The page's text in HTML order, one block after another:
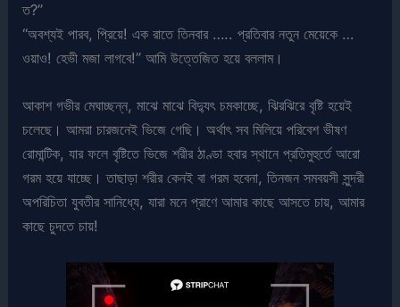
ত?”
“অবশ্যই পারব, প্রিয়ে! এক রাতে তিনবার ….. প্রতিবার নতুন মেয়েকে …
ওয়াও! হেভী মজা লাগবে!” আমি উত্তেজিত হয়ে বললাম।
আকাশ গভীর মেঘাচ্ছন্ন, মাঝে মাঝে বিদ্যুৎ চমকাচ্ছে, ঝিরঝিরে বৃষ্টি হয়েই
চলেছে। আমরা চারজনেই ভিজে গেছি। অর্থাৎ সব মিলিয়ে পরিবেশ ভীষণ
রোমান্টিক, যার ফলে বৃষ্টিতে ভিজে শরীর ঠাণ্ডা হবার স্থানে প্রতিমুহুর্তে আরো
গরম হয়ে যাচ্ছে। তাছাড়া শরীর কেনই বা গরম হবেনা, তিনজন সমবয়সী সুন্দরী
অপরিচিতা যুবতীর সানিধ্যে, যারা মনে প্রাণে আমার কাছে আসতে চায়, আমার
কাছে চুদতে চায়!